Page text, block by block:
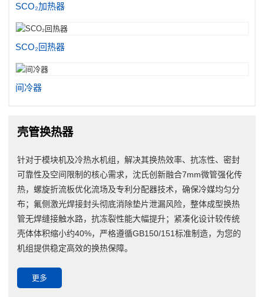
SCO₂加热器
SCO₂回热器
间冷器
壳管换热器
针对于模块机及冷热水机组，解决其换热效率、抗冻性、密封
可靠性及空间限制的核心需求，沈氏创新融合7mm微管强化传
热，螺旋折流板优化流场及专利分配器技术，确保冷媒均匀分
布；氟侧激光焊接封头彻底消除垫片泄漏风险，整体成型换热
管无焊缝接触水路，抗冻裂性能大幅提升；紧凑化设计较传统
壳体体积缩小约40%，严格遵循GB150/151标准制造，为您的
机组提供稳定高效的换热保障。
更多